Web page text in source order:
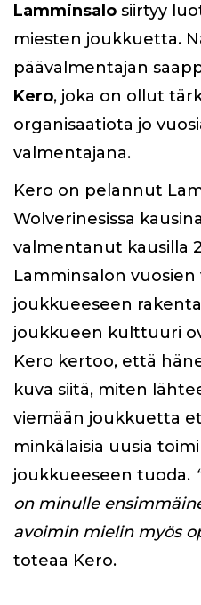
Lamminsalo siirtyy
miesten joukkuetta.
päävalmentajan
Kero, joka on ollut
organisaatiota jo
valmentajana.
Kero on pelannut
Wolverinesissa
valmentanut kausilla
Lamminsalon vuosien
joukkueeseen
joukkueen kulttuuri
Kero kertoo, että
kuva siitä, miten
viemään joukkuetta
minkälaisia uusia
joukkueeseen tuoda.
on minulle
avoimin mielin myös
toteaa Kero.